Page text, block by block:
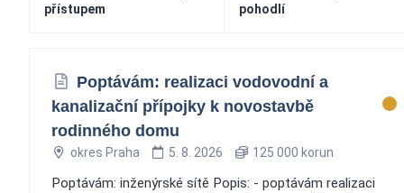
přístupem
pohodlí
Poptávám: realizaci vodovodní a
kanalizační přípojky k novostavbě
rodinného domu
okres Praha 5. 8. 2026 125 000 korun
Poptávám: inženýrské sítě Popis: - poptávám realizaci